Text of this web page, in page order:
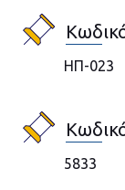
ΗΠ-023
5833